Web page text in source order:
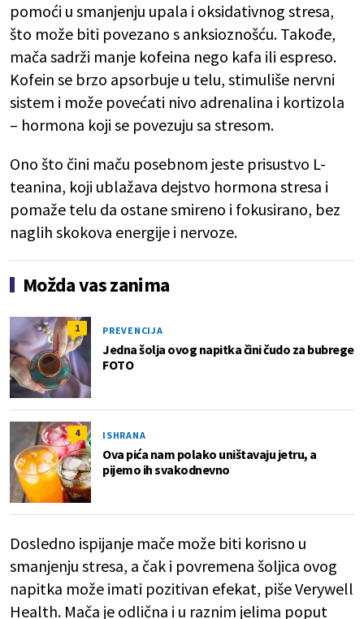
pomoći u smanjenju upala i oksidativnog stresa,
što može biti povezano s anksioznošću. Takođe,
mača sadrži manje kofeina nego kafa ili espreso.
Kofein se brzo apsorbuje u telu, stimuliše nervni
sistem i može povećati nivo adrenalina i kortizola
– hormona koji se povezuju sa stresom.
Ono što čini maču posebnom jeste prisustvo L-
teanina, koji ublažava dejstvo hormona stresa i
pomaže telu da ostane smireno i fokusirano, bez
naglih skokova energije i nervoze.
Možda vas zanima
1 PREVENCIJA
Jedna šolja ovog napitka čini čudo za bubrege
FOTO
4 ISHRANA
Ova pića nam polako uništavaju jetru, a
pijemo ih svakodnevno
Dosledno ispijanje mače može biti korisno u
smanjenju stresa, a čak i povremena šoljica ovog
napitka može imati pozitivan efekat, piše Verywell
Health. Mača je odlična i u raznim jelima poput